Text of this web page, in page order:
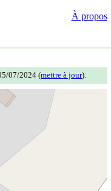
À propos
07/2024 (mettre à jour).